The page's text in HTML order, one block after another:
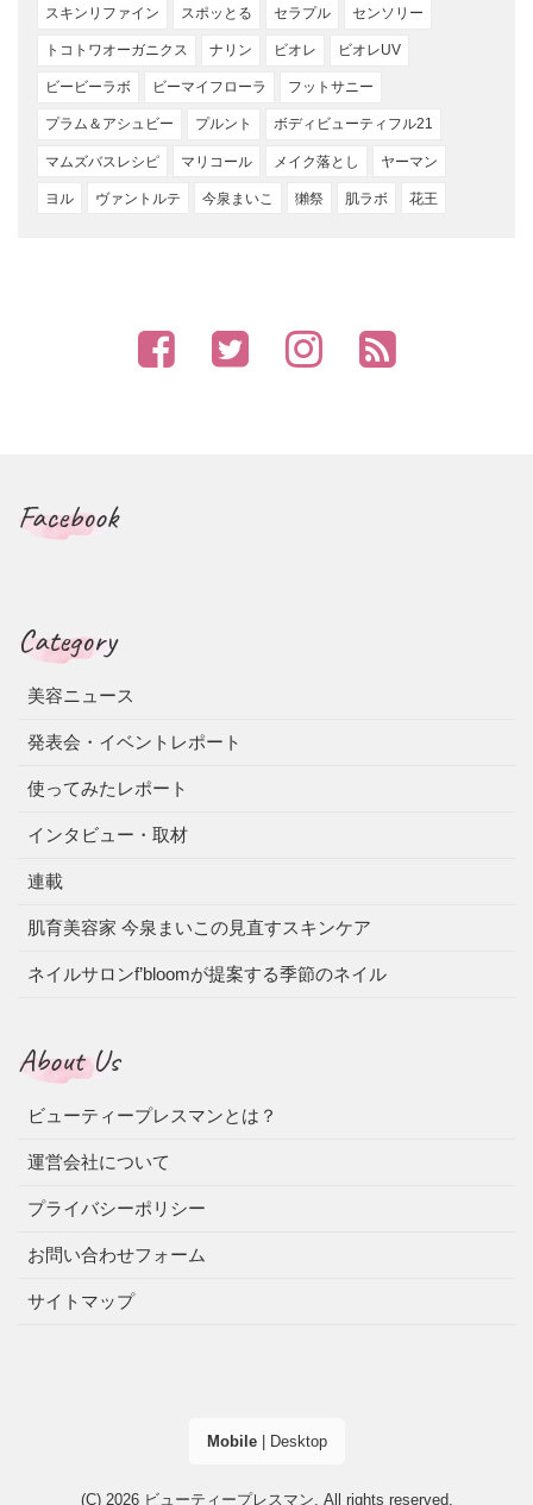
スキンリファイン スポッとる セラプル センソリー
トコトワオーガニクス ナリン ビオレ ビオレUV
ビービーラボ ビーマイフローラ フットサニー
プラム＆アシュビー プルント ボディビューティフル21
マムズバスレシピ マリコール メイク落とし ヤーマン
ヨル ヴァントルテ 今泉まいこ 獺祭 肌ラボ 花王
Facebook
Category
美容ニュース
発表会・イベントレポート
使ってみたレポート
インタビュー・取材
連載
肌育美容家 今泉まいこの見直すスキンケア
ネイルサロンf’bloomが提案する季節のネイル
About Us
ビューティープレスマンとは？
運営会社について
プライバシーポリシー
お問い合わせフォーム
サイトマップ
Mobile| Desktop
(C) 2026 ビューティープレスマン. All rights reserved.